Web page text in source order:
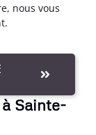
nous vous
Sainte-